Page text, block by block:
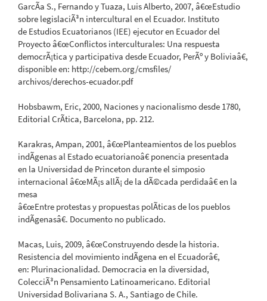
GarcÃ­a S., Fernando y Tuaza, Luis Alberto, 2007, â€œEstudio
sobre legislaciÃ³n intercultural en el Ecuador. Instituto
de Estudios Ecuatorianos (IEE) ejecutor en Ecuador del
Proyecto â€œConflictos interculturales: Una respuesta
democrÃ¡tica y participativa desde Ecuador, PerÃº y Boliviaâ€,
disponible en: http://cebem.org/cmsfiles/
archivos/derechos-ecuador.pdf
Hobsbawm, Eric, 2000, Naciones y nacionalismo desde 1780,
Editorial CrÃ­tica, Barcelona, pp. 212.
Karakras, Ampan, 2001, â€œPlanteamientos de los pueblos
indÃ­genas al Estado ecuatorianoâ€ ponencia presentada
en la Universidad de Princeton durante el simposio
internacional â€œMÃ¡s allÃ¡ de la dÃ©cada perdidaâ€ en la
mesa
â€œEntre protestas y propuestas polÃ­ticas de los pueblos
indÃ­genasâ€. Documento no publicado.
Macas, Luis, 2009, â€œConstruyendo desde la historia.
Resistencia del movimiento indÃ­gena en el Ecuadorâ€,
en: Plurinacionalidad. Democracia en la diversidad,
ColecciÃ³n Pensamiento Latinoamericano. Editorial
Universidad Bolivariana S. A., Santiago de Chile.